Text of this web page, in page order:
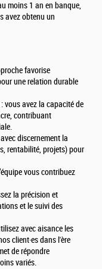
moins 1 an en banque,
avez obtenu un
favorise
une relation durable
: vous avez la capacité de
contribuant
discernement la
rentabilité, projets) pour
vous contribuez
la précision et
et le suivi des
avec aisance les
client·es dans l'ère
de répondre
variés.